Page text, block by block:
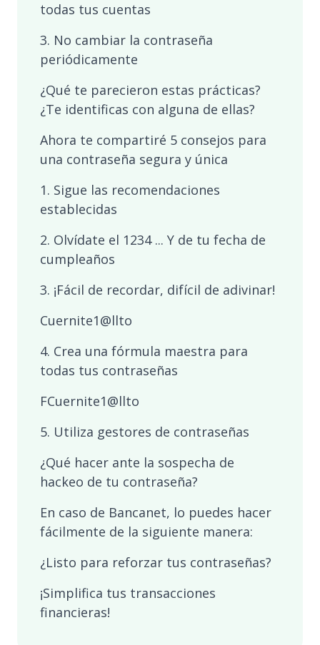
todas tus cuentas
3. No cambiar la contraseña
periódicamente
¿Qué te parecieron estas prácticas?
¿Te identificas con alguna de ellas?
Ahora te compartiré 5 consejos para
una contraseña segura y única
1. Sigue las recomendaciones
establecidas
2. Olvídate el 1234 ... Y de tu fecha de
cumpleaños
3. ¡Fácil de recordar, difícil de adivinar!
Cuernite1@llto
4. Crea una fórmula maestra para
todas tus contraseñas
FCuernite1@llto
5. Utiliza gestores de contraseñas
¿Qué hacer ante la sospecha de
hackeo de tu contraseña?
En caso de Bancanet, lo puedes hacer
fácilmente de la siguiente manera:
¿Listo para reforzar tus contraseñas?
¡Simplifica tus transacciones
financieras!